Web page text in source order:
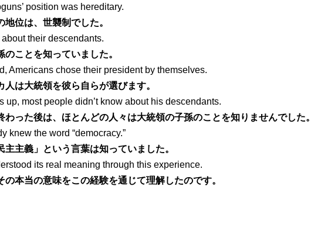
position was hereditary.
地位は、世襲制でした。
their descendants.
のことを知っていました。
Americans chose their president by themselves.
人は大統領を彼ら自らが選びます。
up, most people didn’t know about his descendants.
わった後は、ほとんどの人々は大統領の子孫のことを知りませんでした。
knew the word “democracy.”
主主義」という言葉は知っていました。
its real meaning through this experience.
の本当の意味をこの経験を通じて理解したのです。